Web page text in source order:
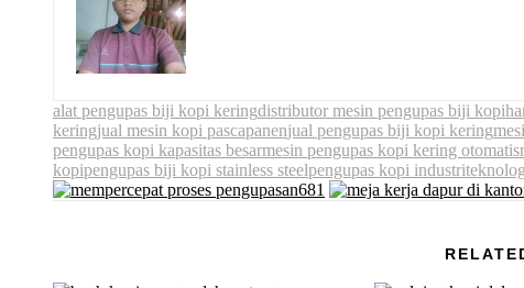
alat pengupas biji kopi keringdistributor mesin pengupas biji kopi
keringjual mesin kopi pascapanenjual pengupas biji kopi kering
pengupas kopi kapasitas besarmesin pengupas kopi kering otomatis
kopipengupas biji kopi stainless steelpengupas kopi industri